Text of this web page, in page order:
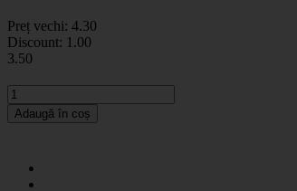
Preț vechi: 4.30
Discount: 1.00
3.50
Adaugă în coș